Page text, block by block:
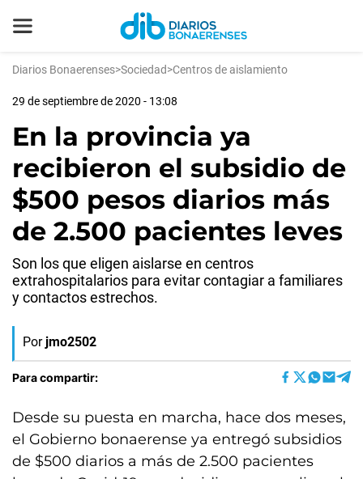
Diarios Bonaerenses>Sociedad>Centros de aislamiento
29 de septiembre de 2020 - 13:08
En la provincia ya
recibieron el subsidio de
$500 pesos diarios más
de 2.500 pacientes leves
Son los que eligen aislarse en centros
extrahospitalarios para evitar contagiar a familiares
y contactos estrechos.
Por jmo2502
Para compartir:
Desde su puesta en marcha, hace dos meses,
el Gobierno bonaerense ya entregó subsidios
de $500 diarios a más de 2.500 pacientes